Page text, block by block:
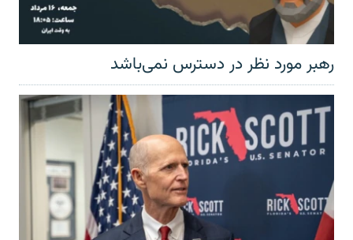
رهبر مورد نظر در دسترس نمی‌باشد